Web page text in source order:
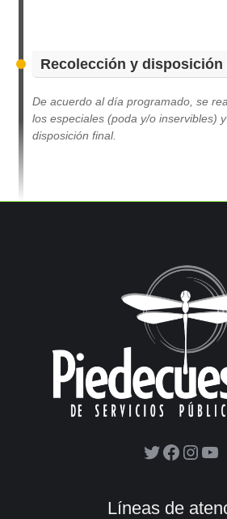
Recolección y disposición
De acuerdo al día programado, se
los especiales (poda y/o inservibles)
disposición final.
Líneas de